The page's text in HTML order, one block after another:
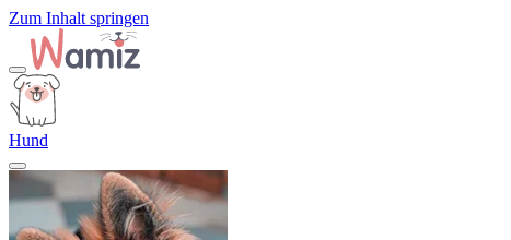
Zum Inhalt springen
Hund